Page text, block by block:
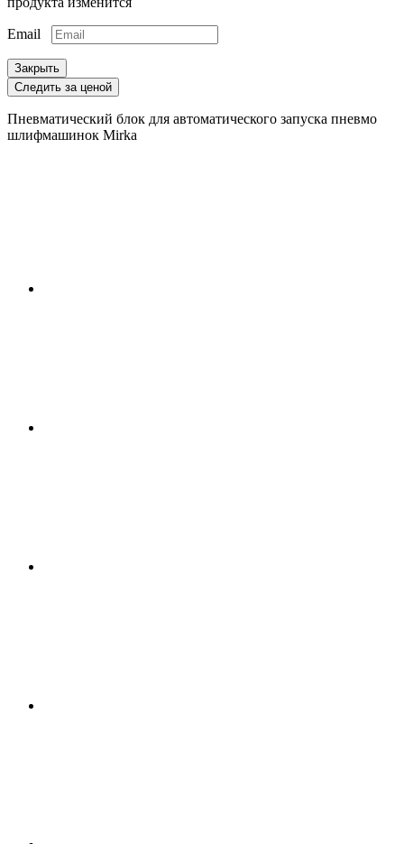
Email
Закрыть
Следить за ценой
Пневматический блок для автоматического запуска пневмо
шлифмашинок Mirka